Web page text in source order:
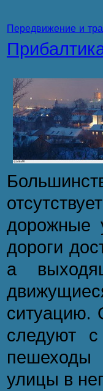
Передвижение и
дорожные
дороги
а
ситуацию.
следуют
улицы в